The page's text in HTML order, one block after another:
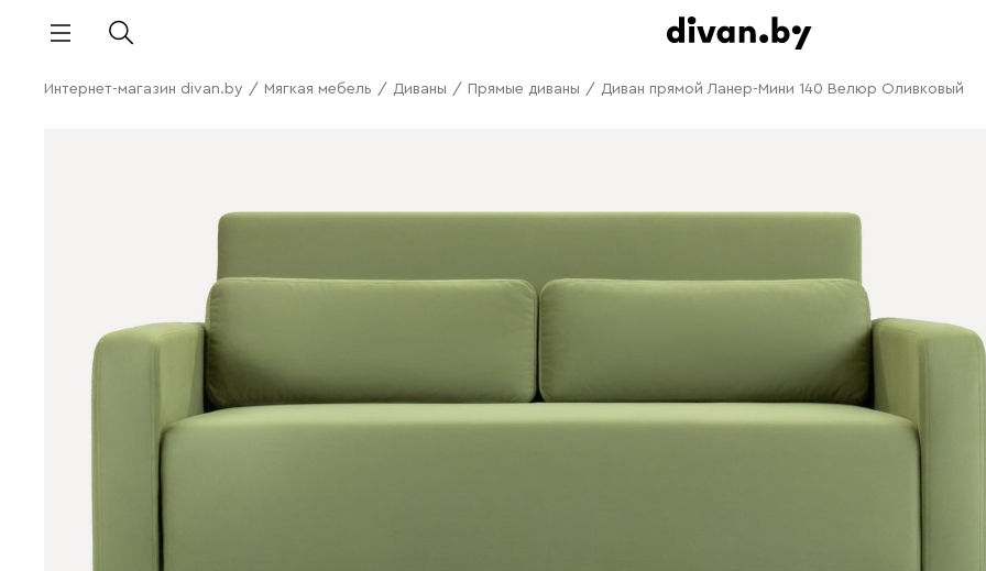
Интернет-магазин divan.by / Мягкая мебель / Диваны / Прямые диваны / Диван прямой Ланер-Мини 140 Велюр Оливковый